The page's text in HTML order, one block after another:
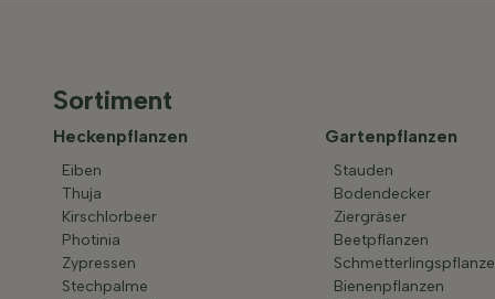
Sortiment
Heckenpflanzen
Eiben
Thuja
Kirschlorbeer
Photinia
Zypressen
Stechpalme
Gartenpflanzen
Stauden
Bodendecker
Ziergräser
Beetpflanzen
Bienenpflanzen